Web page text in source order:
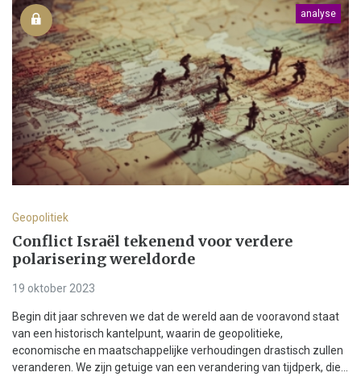
analyse
Geopolitiek
Conflict Israël tekenend voor verdere
polarisering wereldorde
19 oktober 2023
Begin dit jaar schreven we dat de wereld aan de vooravond staat
van een historisch kantelpunt, waarin de geopolitieke,
economische en maatschappelijke verhoudingen drastisch zullen
veranderen. We zijn getuige van een verandering van tijdperk, die...